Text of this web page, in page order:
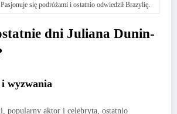
Pasjonuje się podróżami i ostatnio odwiedził Brazylię.
dni Juliana Dunin-
wyzwania
popularny aktor i celebryta, ostatnio